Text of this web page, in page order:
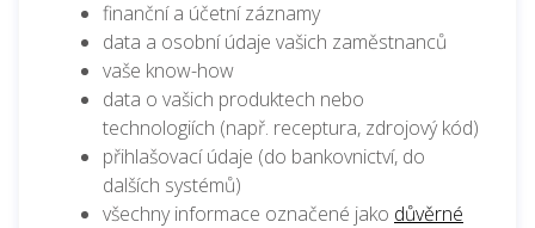
finanční a účetní záznamy
data a osobní údaje vašich zaměstnanců
vaše know-how
data o vašich produktech nebo
technologiích (např. receptura, zdrojový kód)
přihlašovací údaje (do bankovnictví, do
dalších systémů)
všechny informace označené jako důvěrné